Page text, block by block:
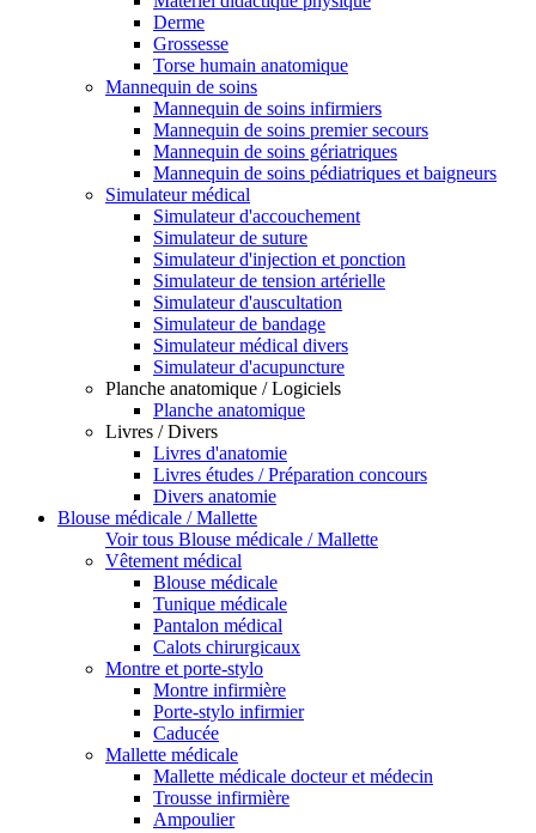
Derme
Grossesse
Torse humain anatomique
Mannequin de soins
Mannequin de soins infirmiers
Mannequin de soins premier secours
Mannequin de soins gériatriques
Mannequin de soins pédiatriques et baigneurs
Simulateur médical
Simulateur d'accouchement
Simulateur de suture
Simulateur d'injection et ponction
Simulateur de tension artérielle
Simulateur d'auscultation
Simulateur de bandage
Simulateur médical divers
Simulateur d'acupuncture
Planche anatomique / Logiciels
Planche anatomique
Livres / Divers
Livres d'anatomie
Livres études / Préparation concours
Divers anatomie
Blouse médicale / Mallette
Voir tous Blouse médicale / Mallette
Vêtement médical
Blouse médicale
Tunique médicale
Pantalon médical
Calots chirurgicaux
Montre et porte-stylo
Montre infirmière
Porte-stylo infirmier
Caducée
Mallette médicale
Mallette médicale docteur et médecin
Trousse infirmière
Ampoulier